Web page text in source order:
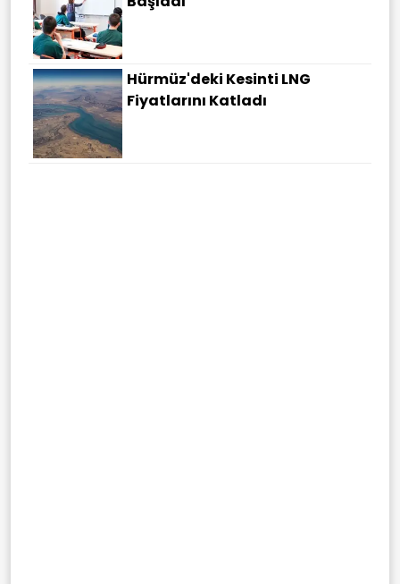
Hürmüz'deki Kesinti LNG
Fiyatlarını Katladı